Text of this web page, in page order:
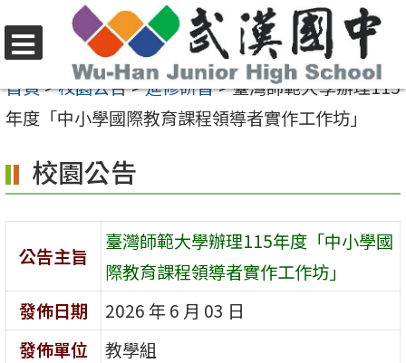
至
要
容
區
選
單
首頁>校園公告>進修研習>臺灣師範大學辦理115
年度「中小學國際教育課程領導者實作工作坊」
校園公告
公告主旨
臺灣師範大學辦理115年度「中小學國
際教育課程領導者實作工作坊」
發佈日期
2026 年 6 月 03 日
發佈單位
教學組